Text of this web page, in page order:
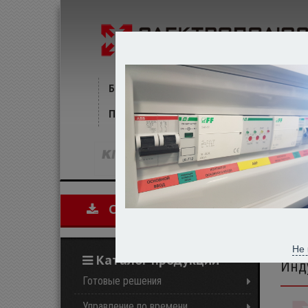
БРЕНДЫ СТАТЬИ НОВОСТИ
ПОЛИТИКА
СОГЛАШЕНИЕ
Скачать прайс-лист
Каталог продукции
Готовые решения
Не